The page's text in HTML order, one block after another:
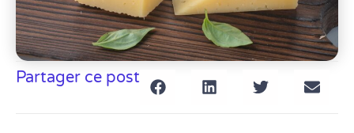
Partager ce post